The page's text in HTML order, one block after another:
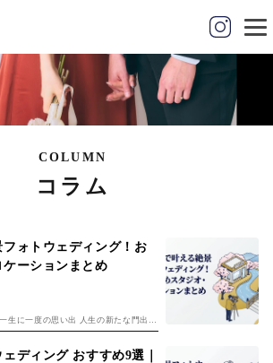
COLUMN
コラム
ォトウェディング！お
ーションまとめ
生に一度の思い出 人生の新たな門出を
大切な舞台として、近年山形県の人気
して知られる山形県は、四季折々の美
ディング おすすめ9選｜